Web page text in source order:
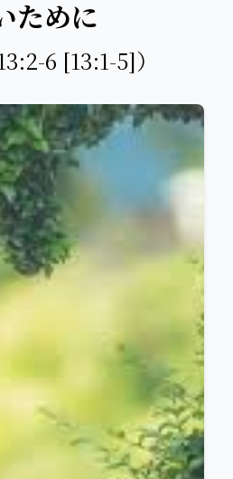
ために
6 [13:1-5]）